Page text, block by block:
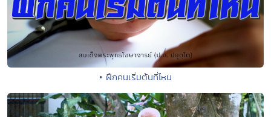
• ฝึกคนเริ่มต้นที่ไหน